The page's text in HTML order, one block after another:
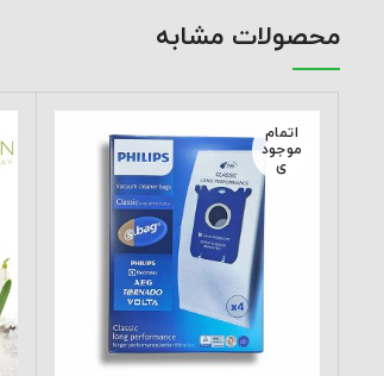
محصولات مشابه
اتمام
موجود
ی